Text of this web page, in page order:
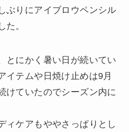
ぶりにアイブロウペンシル
た。
とにかく暑い日が続いてい
イテムや日焼け止めは9月
けていたのでシーズン内に
ィケアもややさっぱりとし